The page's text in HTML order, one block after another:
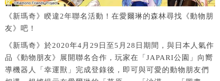
《新瑪奇》睽違2年聯名活動！在愛爾琳的森林尋找《動物朋
友》吧！
《新瑪奇》於2020年4月29日至5月28日期間，與日本人氣作
品《動物朋友》展開聯名合作，玩家在「JAPARI公園」向嚮
導機器人「幸運獸」完成登錄後，即可與可愛的動物朋友們